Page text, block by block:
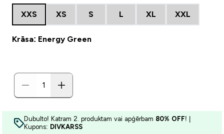
XXS XS S L XL XXL
Krāsa: Energy Green
Dubulto! Katram 2. produktam vai apģērbam 80% OFF! |
Kupons: DIVKARSS